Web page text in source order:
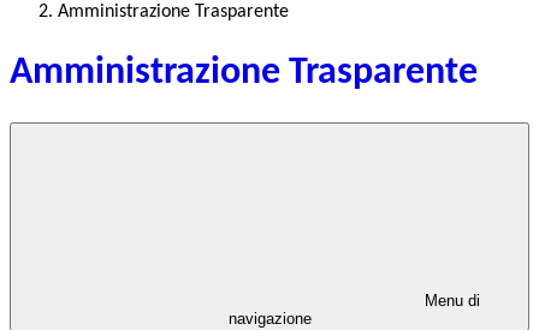
Amministrazione Trasparente
Amministrazione Trasparente
Menu di
navigazione